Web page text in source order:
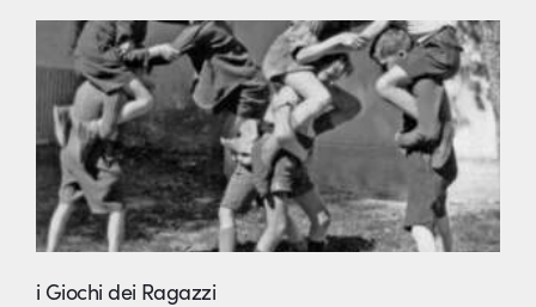
i Giochi dei Ragazzi